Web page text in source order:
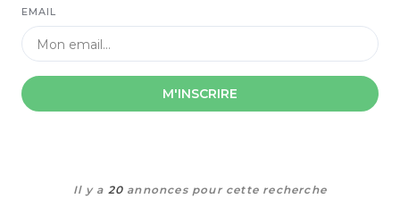
EMAIL
M'INSCRIRE
Il y a 20annonces pour cette recherche